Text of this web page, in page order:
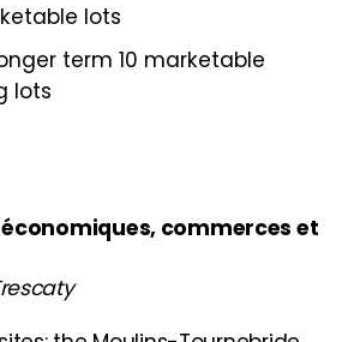
lots
term 10 marketable
lots
commerces et